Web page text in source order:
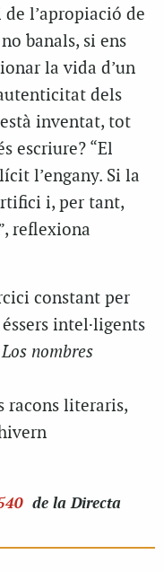
l’apropiació de
banals, si ens
la vida d’un
dels
inventat, tot
escriure? “El
l’engany. Si la
i, per tant,
reflexiona
constant per
intel·ligents
Los nombres
racons literaris,
de la Directa